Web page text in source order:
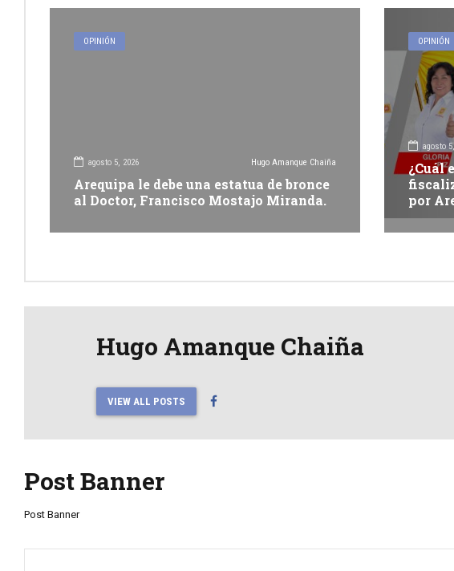
OPINIÓN
agosto 5, 2026 Hugo Amanque Chaiña
Arequipa le debe una estatua de bronce
al Doctor, Francisco Mostajo Miranda.
OPINIÓN
agosto
¿Cuál
por
Hugo Amanque Chaiña
VIEW ALL POSTS
Post Banner
Post Banner